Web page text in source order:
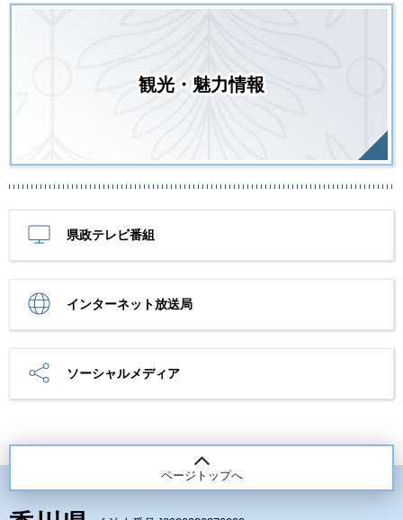
観光・魅力情報
県政テレビ番組
インターネット放送局
ソーシャルメディア
ページトップへ